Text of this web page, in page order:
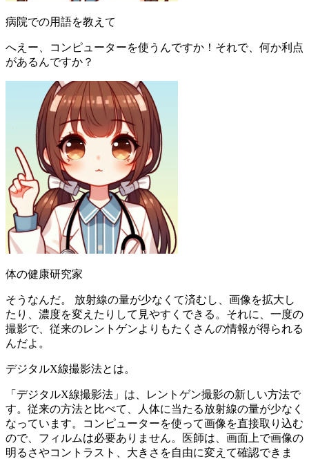
病院での用語を教えて
へえー、コンピューターを使うんですか！それで、何か利点
があるんですか？
体の健康研究家
そうなんだ。 放射線の量が少なくて済むし、画像を拡大し
たり、濃度を変えたりして見やすくできる。それに、一度の
撮影で、従来のレントゲンよりもたくさんの情報が得られる
んだよ。
デジタルX線撮影法とは。
「デジタルX線撮影法」は、レントゲン撮影の新しい方法で
す。従来の方法と比べて、人体に当たる放射線の量が少なく
なっています。コンピューターを使って画像を直接取り込む
ので、フィルムは必要ありません。医師は、画面上で画像の
明るさやコントラスト、大きさを自由に変えて確認できま